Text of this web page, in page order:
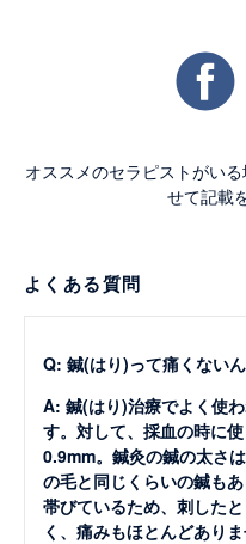
オススメのセラピストがい
せて記載
よくある質問
Q: 鍼(はり)って痛くない
A: 鍼(はり)治療でよく使
す。対して、採血の時に
0.9mm。鍼灸の鍼の太さ
の毛と同じくらいの鍼も
帯びているため、刺した
く、痛みもほとんどありま